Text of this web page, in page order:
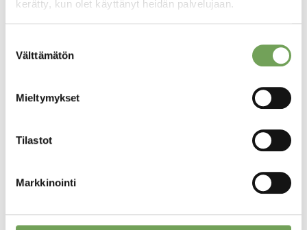
kerätty, kun olet käyttänyt heidän palvelujaan.
valinta
Välttämätön
Mieltymykset
Tilastot
Markkinointi
Draperia II (2026)
Draperia I (2026)